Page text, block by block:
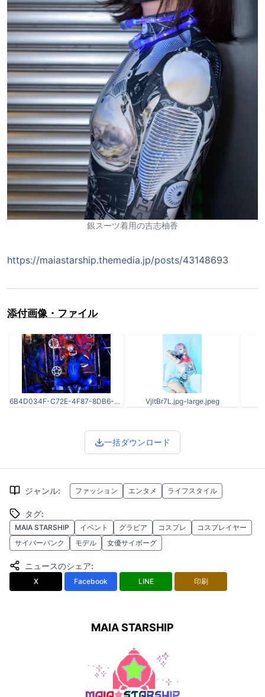
銀スーツ着用の吉志柚香
https://maiastarship.themedia.jp/posts/43148693
添付画像・ファイル
6B4D034F-C72E-4F87-8DB6-2CB40C85A38F 2.jpg VjltBr7L.jpg-large.jpeg
一括ダウンロード
ジャンル: ファッション エンタメ ライフスタイル
タグ:
MAIA STARSHIP イベント グラビア コスプレ
コスプレイヤー
サイバーパンク
モデル 女優サイボーグ
ニュースのシェア:
X Facebook LINE 印刷
MAIA STARSHIP